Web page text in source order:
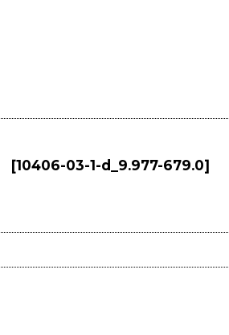
[10406-03-1-d_9.977-679.0]